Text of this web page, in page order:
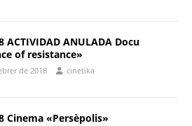
ACTIVIDAD ANULADA Docu
of resistance»
de 2018 cinetika
Cinema «Persèpolis»